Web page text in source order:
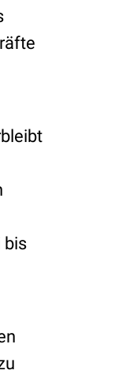
bis